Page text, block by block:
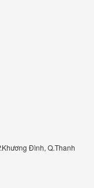
Đình, Q.Thanh